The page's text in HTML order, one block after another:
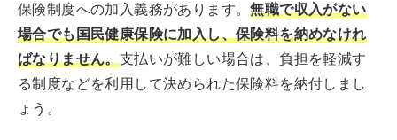
保険制度への加入義務があります。無職で収入がない
場合でも国民健康保険に加入し、保険料を納めなけれ
ばなりません。支払いが難しい場合は、負担を軽減す
る制度などを利用して決められた保険料を納付しまし
ょう。